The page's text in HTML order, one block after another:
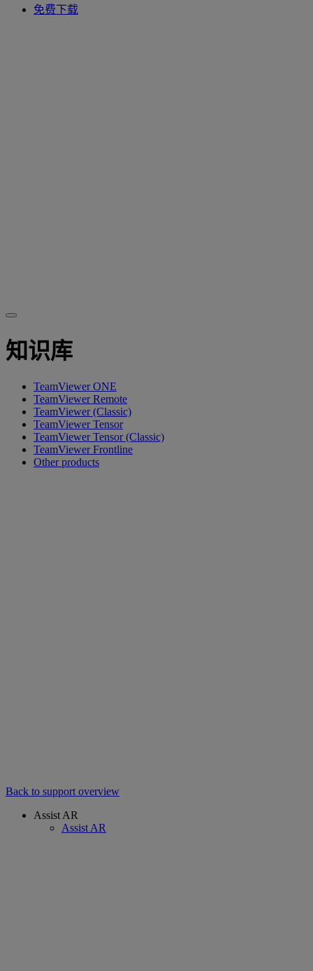
免费下载
知识库
TeamViewer ONE
TeamViewer Remote
TeamViewer (Classic)
TeamViewer Tensor
TeamViewer Tensor (Classic)
TeamViewer Frontline
Other products
Back to support overview
Assist AR
Assist AR